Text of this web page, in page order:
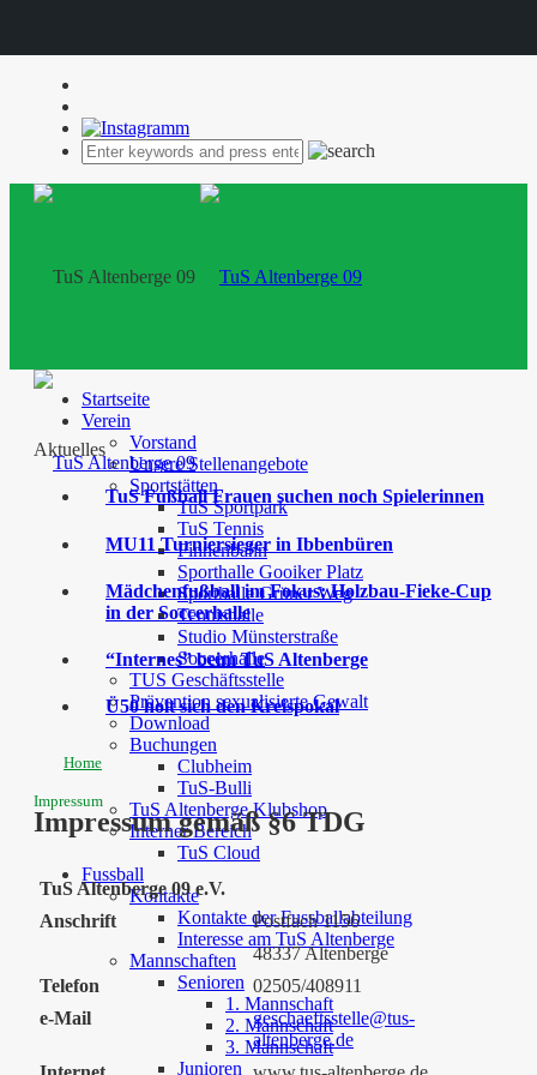
Startseite
Verein
Vorstand
Unsere Stellenangebote
Sportstätten
TuS Sportpark
TuS Tennis
Finnenbahn
Sporthalle Gooiker Platz
Sporthalle Grüner Weg
Tennishalle
Studio Münsterstraße
Soccerhalle
TUS Geschäftsstelle
Prävention sexualisierte Gewalt
Download
Buchungen
Clubheim
TuS-Bulli
TuS Altenberge Klubshop
Interner Bereich
TuS Cloud
Fussball
Kontakte
Kontakte der Fussballabteilung
Interesse am TuS Altenberge
Mannschaften
Senioren
1. Mannschaft
2. Mannschaft
3. Mannschaft
Junioren
Aktuelles
TuS Fußball Frauen suchen noch Spielerinnen
MU11 Turniersieger in Ibbenbüren
Mädchenfußball im Fokus: Holzbau-Fieke-Cup
in der Soccerhalle
“Internes” beim TuS Altenberge
Ü50 holt sich den Kreispokal
Home
Impressum
Impressum gemäß §6 TDG
TuS Altenberge 09 e.V.
Anschrift
Postfach 1156
48337 Altenberge
Telefon
02505/408911
e-Mail
geschaeftsstelle@tus-
altenberge.de